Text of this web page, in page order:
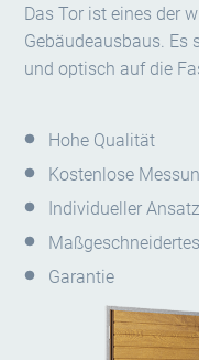
Das Tor ist eines der
Gebäudeausbaus. Es
und optisch auf die
Hohe Qualität
Kostenlose
Individueller Ansatz
Garantie